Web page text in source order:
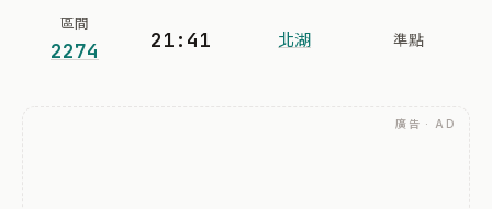
區間
2274 21:41 北湖 準點
廣告 · AD